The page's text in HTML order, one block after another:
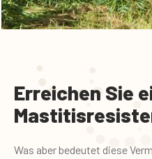
Erreichen Sie
Was aber bedeutet diese